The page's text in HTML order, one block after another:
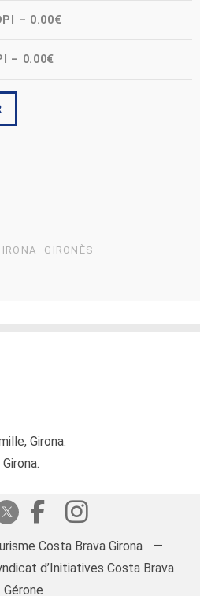
– 0.00€
– 0.00€
GIRONÈS
Girona.
Costa Brava Girona
—
d’Initiatives Costa Brava
Gérone